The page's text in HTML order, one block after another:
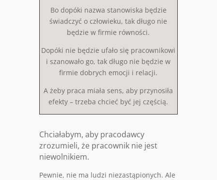
Bo dopóki nazwa stanowiska będzie
świadczyć o człowieku, tak długo nie
będzie w firmie równości.
Dopóki nie będzie ufało się pracownikowi
i szanowało go, tak długo nie będzie w
firmie dobrych emocji i relacji.
A żeby praca miała sens, aby przynosiła
efekty – trzeba chcieć być jej częścią.
Chciałabym, aby pracodawcy
zrozumieli, że pracownik nie jest
niewolnikiem.
Pewnie, nie ma ludzi niezastąpionych. Ale